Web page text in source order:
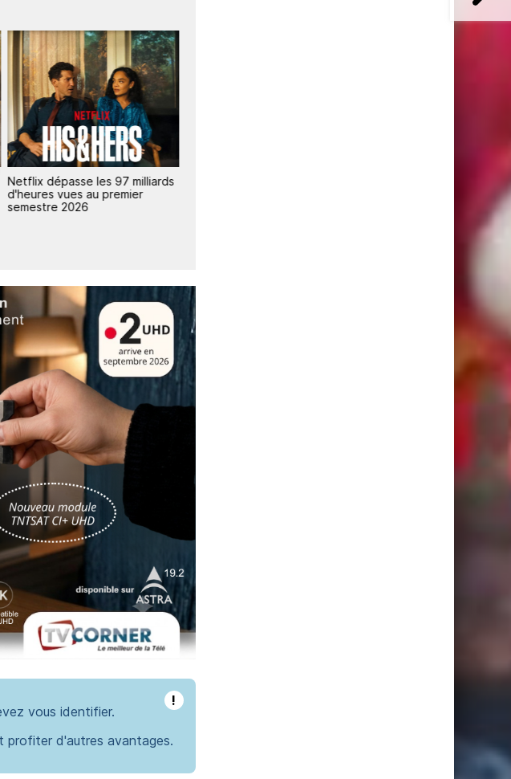
Netflix dépasse les 97 milliards
d'heures vues au premier
semestre 2026
!
vous identifier.
profiter d'autres avantages.